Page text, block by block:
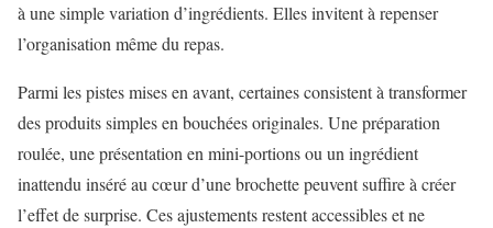
à une simple variation d’ingrédients. Elles invitent à repenser
l’organisation même du repas.
Parmi les pistes mises en avant, certaines consistent à transformer
des produits simples en bouchées originales. Une préparation
roulée, une présentation en mini-portions ou un ingrédient
inattendu inséré au cœur d’une brochette peuvent suffire à créer
l’effet de surprise. Ces ajustements restent accessibles et ne